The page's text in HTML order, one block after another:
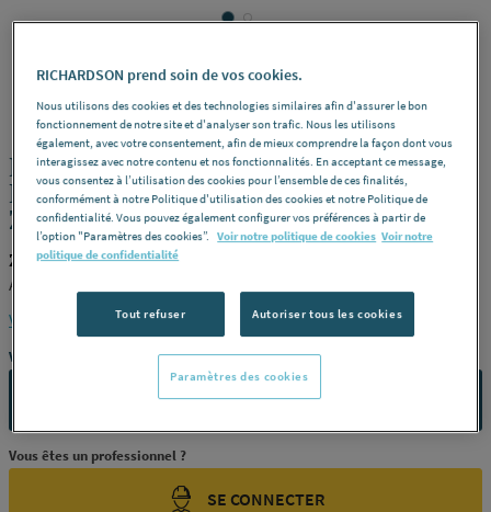
BOUCHE SOUF. LONGUE PORTEE
LONGFLOW 990326254 ACOVA-
ZEHNDER GROUP FRANCE [990326254]
ZEHNDER 990326254
ACOVA-ZEHNDER GROUP FRANCE [990326254]
Voir la description complète
Vous avez un projet ?
CONTACTEZ-NOUS
Vous êtes un professionnel ?
SE CONNECTER
RICHARDSON prend soin de vos cookies.
Nous utilisons des cookies et des technologies similaires afin d'assurer le bon
fonctionnement de notre site et d'analyser son trafic. Nous les utilisons
également, avec votre consentement, afin de mieux comprendre la façon dont vous
interagissez avec notre contenu et nos fonctionnalités. En acceptant ce message,
vous consentez à l’utilisation des cookies pour l’ensemble de ces finalités,
conformément à notre Politique d'utilisation des cookies et notre Politique de
confidentialité. Vous pouvez également configurer vos préférences à partir de
l’option "Paramètres des cookies”. Voir notre politique de cookies Voir notre
politique de confidentialité
Tout refuser Autoriser tous les cookies
Paramètres des cookies